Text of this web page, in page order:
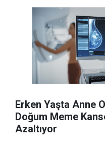
Erken Yaşta Anne
Doğum Meme
Azaltıyor